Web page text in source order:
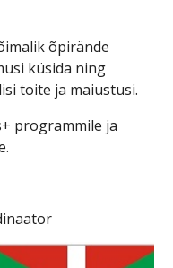
õpirände
küsida ning
toite ja maiustusi.
programmile ja